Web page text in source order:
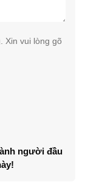
Xin vui lòng gõ
người đầu